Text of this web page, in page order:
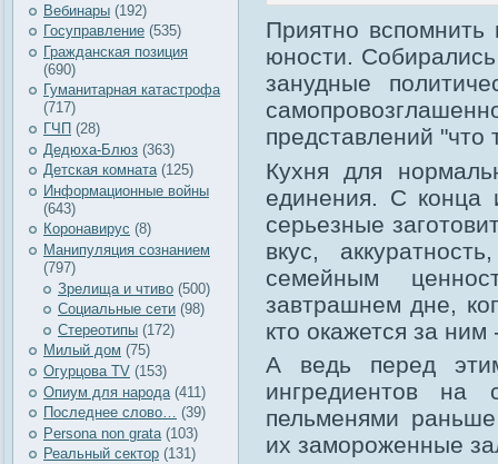
Вебинары (192)
Госуправление (535)
Гражданская позиция
(690)
Гуманитарная катастрофа
(717)
ГЧП (28)
Дедюха-Блюз (363)
Детская комната(125)
Информационные войны
(643)
Коронавирус (8)
Манипуляция сознанием
(797)
Зрелища и чтиво (500)
Социальные сети (98)
Стереотипы (172)
Милый дом (75)
Огурцова TV (153)
Опиум для народа (411)
Последнее слово… (39)
Рersona non grata (103)
Реальный сектор (131)
Приятно
юности.
занудные
представлений "что
Кухня для
единения. С
серьезные
вкус,
семейным
завтрашнем дне,
кто окажется за
А ведь перед
ингредиентов на
пельменями
их замороженные